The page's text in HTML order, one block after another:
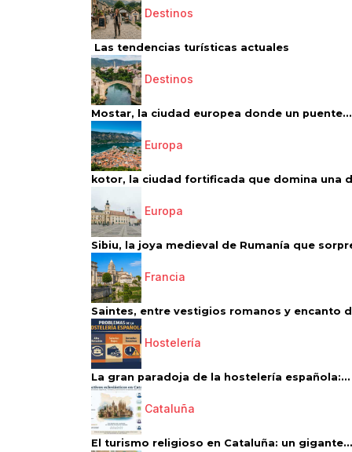
Destinos
Las tendencias turísticas actuales
Destinos
Mostar, la ciudad europea donde un puente...
Europa
kotor, la ciudad fortificada que domina una
Europa
Sibiu, la joya medieval de Rumanía que
Francia
Saintes, entre vestigios romanos y encanto
Hostelería
La gran paradoja de la hostelería española:...
Cataluña
El turismo religioso en Cataluña: un gigante...